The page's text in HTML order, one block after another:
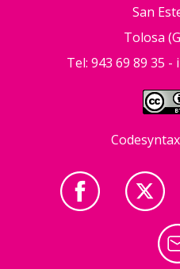
San
Tolosa
Tel: 943 69 89 35 -